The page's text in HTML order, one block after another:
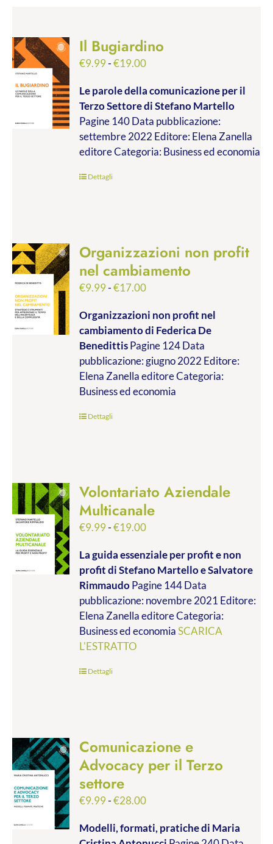
Il Bugiardino
€9.99-€19.00Fascia
prezzo:
da
€9.99
a
€19.00
Le parole della comunicazione per il
Terzo Settoredi Stefano Martello
Pagine 140 Data pubblicazione:
settembre 2022 Editore: Elena Zanella
editore Categoria: Business ed economia
Dettagli
Organizzazioni non profit
nel cambiamento
€9.99-€17.00Fascia
prezzo:
da
€9.99
a
€17.00
Organizzazioni non profit nel
cambiamentodi Federica De
BenedittisPagine 124 Data
pubblicazione: giugno 2022 Editore:
Elena Zanella editore Categoria:
Business ed economia
Dettagli
Volontariato Aziendale
Multicanale
€9.99-€19.00Fascia
prezzo:
da
€9.99
a
€19.00
La guida essenziale per profit e non
profitdi Stefano Martello e Salvatore
RimmaudoPagine 144 Data
pubblicazione: novembre 2021 Editore:
Elena Zanella editore Categoria:
Business ed economiaSCARICA
L'ESTRATTO
Dettagli
Comunicazione e
Advocacy per il Terzo
settore
€9.99-€28.00Fascia
prezzo:
Modelli, formati, pratichedi Maria